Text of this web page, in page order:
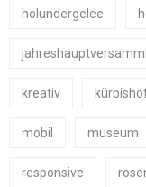
holundergelee
kreativ
mobil museum
responsive